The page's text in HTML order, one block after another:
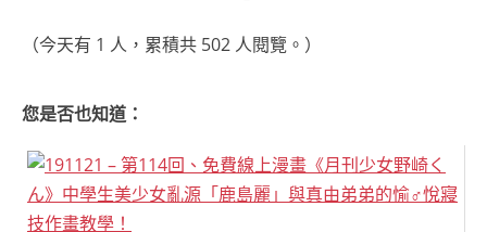
（今天有 1 人，累積共 502 人閱覽。）
您是否也知道：